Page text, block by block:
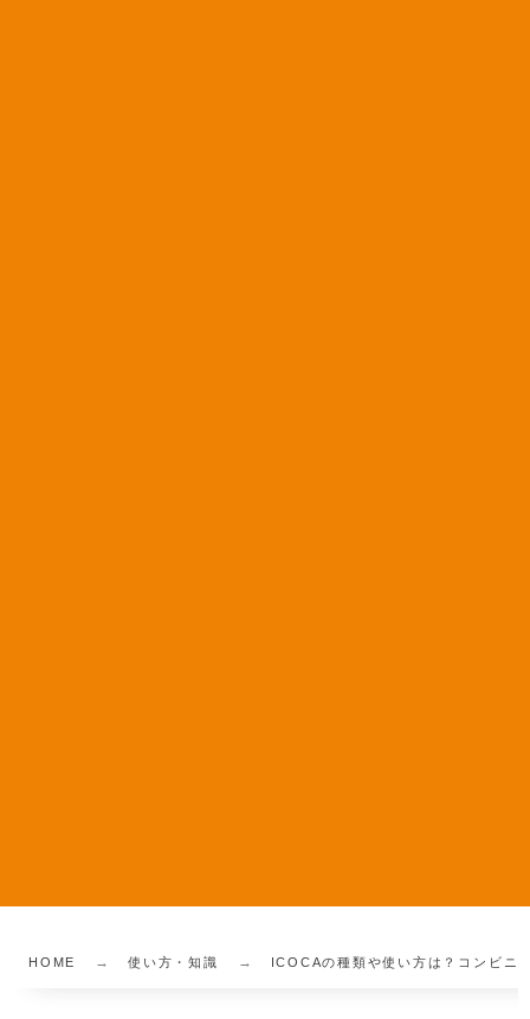
HOME 使い方・知識 ICOCAの種類や使い方は？コンビニ